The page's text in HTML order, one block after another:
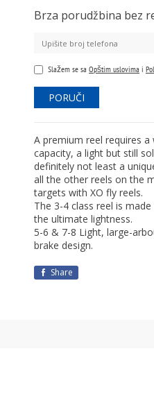
Brza porudžbina bez
Slažem se sa Opštim uslovima i
A premium reel requires
capacity, a light but still
definitely not least a
all the other reels on the
targets with XO fly reels.
The 3-4 class reel is
the ultimate lightness.
5-6 & 7-8 Light, large-
brake design.
Share